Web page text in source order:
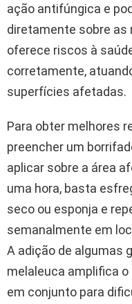
ação antifúngica e
diretamente sobre as
oferece riscos à
corretamente,
superfícies afetadas.
Para obter melhores
preencher um
aplicar sobre a área
uma hora, basta
seco ou esponja e
semanalmente em
A adição de algumas
melaleuca amplifica
em conjunto para